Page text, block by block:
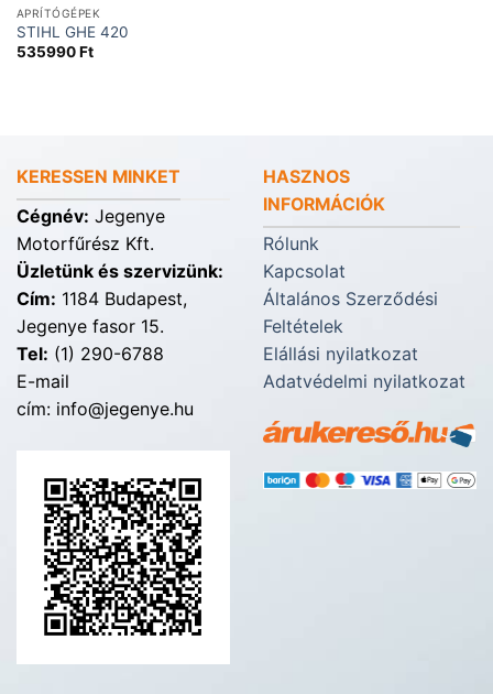
APRÍTÓGÉPEK
STIHL GHE 420
535990Ft
KERESSEN MINKET
Cégnév: Jegenye
Motorfűrész Kft.
Üzletünk és szervizünk:
Cím: 1184 Budapest,
Jegenye fasor 15.
Tel: (1) 290-6788
E-mail
cím: info@jegenye.hu
HASZNOS
INFORMÁCIÓK
Rólunk
Kapcsolat
Általános Szerződési
Feltételek
Elállási nyilatkozat
Adatvédelmi nyilatkozat